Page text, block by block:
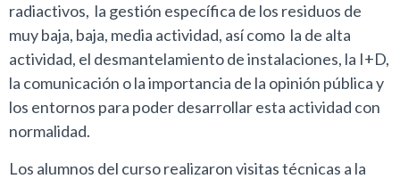
radiactivos, la gestión específica de los residuos de
muy baja, baja, media actividad, así como la de alta
actividad, el desmantelamiento de instalaciones, la I+D,
la comunicación o la importancia de la opinión pública y
los entornos para poder desarrollar esta actividad con
normalidad.
Los alumnos del curso realizaron visitas técnicas a la